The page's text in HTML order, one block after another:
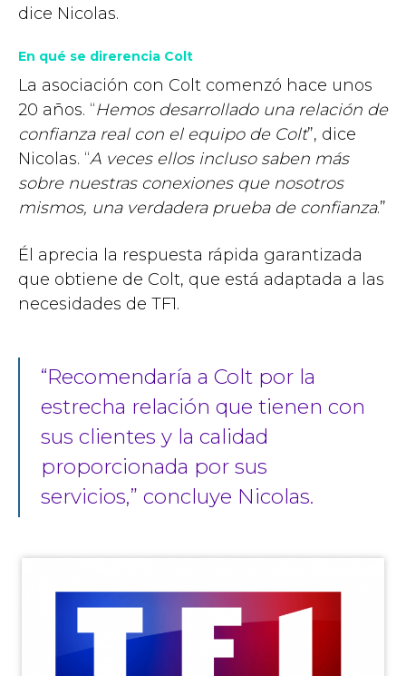
dice Nicolas.
En qué se direrencia Colt
La asociación con Colt comenzó hace unos
20 años. “Hemos desarrollado una relación de
confianza real con el equipo de Colt”, dice
Nicolas. “A veces ellos incluso saben más
sobre nuestras conexiones que nosotros
mismos, una verdadera prueba de confianza.”
Él aprecia la respuesta rápida garantizada
que obtiene de Colt, que está adaptada a las
necesidades de TF1.
“Recomendaría a Colt por la
estrecha relación que tienen con
sus clientes y la calidad
proporcionada por sus
servicios,” concluye Nicolas.